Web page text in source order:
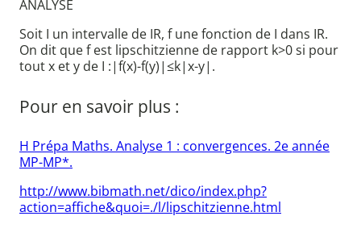
ANALYSE
Soit I un intervalle de IR, f une fonction de I dans IR.
On dit que f est lipschitzienne de rapport k>0 si pour
tout x et y de I :|f(x)-f(y)|≤k|x-y|.
Pour en savoir plus :
H Prépa Maths. Analyse 1 : convergences. 2e année
MP-MP*.
http://www.bibmath.net/dico/index.php?
action=affiche&quoi=./l/lipschitzienne.html